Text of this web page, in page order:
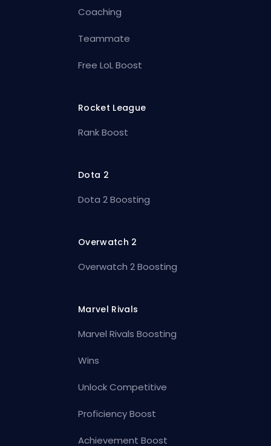
Coaching
Teammate
Free LoL Boost
Rocket League
Rank Boost
Dota 2
Dota 2 Boosting
Overwatch 2
Overwatch 2 Boosting
Marvel Rivals
Marvel Rivals Boosting
Wins
Unlock Competitive
Proficiency Boost
Achievement Boost